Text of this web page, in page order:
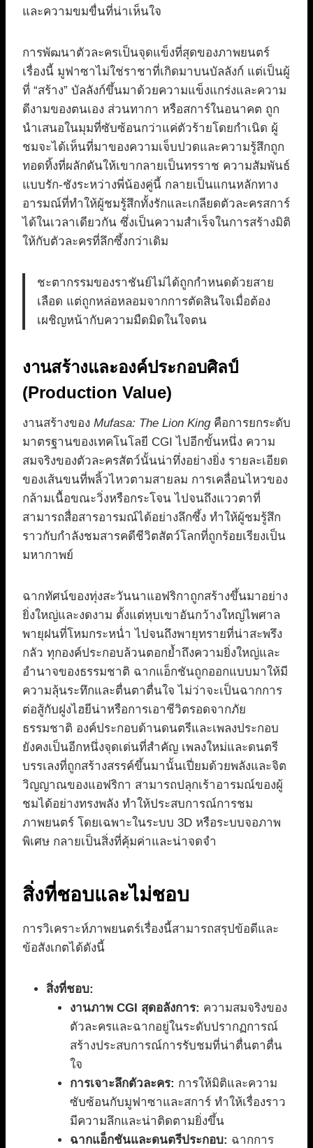
และความขมขื่นที่น่าเห็นใจ
การพัฒนาตัวละครเป็นจุดแข็งที่สุดของภาพยนตร์
เรื่องนี้ มูฟาซาไม่ใช่ราชาที่เกิดมาบนบัลลังก์ แต่เป็นผู้
ที่ “สร้าง” บัลลังก์ขึ้นมาด้วยความแข็งแกร่งและความ
ดีงามของตนเอง ส่วนทากา หรือสการ์ในอนาคต ถูก
นำเสนอในมุมที่ซับซ้อนกว่าแค่ตัวร้ายโดยกำเนิด ผู้
ชมจะได้เห็นที่มาของความเจ็บปวดและความรู้สึกถูก
ทอดทิ้งที่ผลักดันให้เขากลายเป็นทรราช ความสัมพันธ์
แบบรัก-ชังระหว่างพี่น้องคู่นี้ กลายเป็นแกนหลักทาง
อารมณ์ที่ทำให้ผู้ชมรู้สึกทั้งรักและเกลียดตัวละครสการ์
ได้ในเวลาเดียวกัน ซึ่งเป็นความสำเร็จในการสร้างมิติ
ให้กับตัวละครที่ลึกซึ้งกว่าเดิม
ชะตากรรมของราชันย์ไม่ได้ถูกกำหนดด้วยสาย
เลือด แต่ถูกหล่อหลอมจากการตัดสินใจเมื่อต้อง
เผชิญหน้ากับความมืดมิดในใจตน
งานสร้างและองค์ประกอบศิลป์
(Production Value)
งานสร้างของ Mufasa: The Lion Kingคือการยกระดับ
มาตรฐานของเทคโนโลยี CGI ไปอีกขั้นหนึ่ง ความ
สมจริงของตัวละครสัตว์นั้นน่าทึ่งอย่างยิ่ง รายละเอียด
ของเส้นขนที่พลิ้วไหวตามสายลม การเคลื่อนไหวของ
กล้ามเนื้อขณะวิ่งหรือกระโจน ไปจนถึงแววตาที่
สามารถสื่อสารอารมณ์ได้อย่างลึกซึ้ง ทำให้ผู้ชมรู้สึก
ราวกับกำลังชมสารคดีชีวิตสัตว์โลกที่ถูกร้อยเรียงเป็น
มหากาพย์
ฉากทัศน์ของทุ่งสะวันนาแอฟริกาถูกสร้างขึ้นมาอย่าง
ยิ่งใหญ่และงดงาม ตั้งแต่หุบเขาอันกว้างใหญ่ไพศาล
พายุฝนที่โหมกระหน่ำ ไปจนถึงพายุทรายที่น่าสะพรึง
กลัว ทุกองค์ประกอบล้วนตอกย้ำถึงความยิ่งใหญ่และ
อำนาจของธรรมชาติ ฉากแอ็กชันถูกออกแบบมาให้มี
ความลุ้นระทึกและตื่นตาตื่นใจ ไม่ว่าจะเป็นฉากการ
ต่อสู้กับฝูงไฮยีน่าหรือการเอาชีวิตรอดจากภัย
ธรรมชาติ องค์ประกอบด้านดนตรีและเพลงประกอบ
ยังคงเป็นอีกหนึ่งจุดเด่นที่สำคัญ เพลงใหม่และดนตรี
บรรเลงที่ถูกสร้างสรรค์ขึ้นมานั้นเปี่ยมด้วยพลังและจิต
วิญญาณของแอฟริกา สามารถปลุกเร้าอารมณ์ของผู้
ชมได้อย่างทรงพลัง ทำให้ประสบการณ์การชม
ภาพยนตร์ โดยเฉพาะในระบบ 3D หรือระบบจอภาพ
พิเศษ กลายเป็นสิ่งที่คุ้มค่าและน่าจดจำ
สิ่งที่ชอบและไม่ชอบ
การวิเคราะห์ภาพยนตร์เรื่องนี้สามารถสรุปข้อดีและ
ข้อสังเกตได้ดังนี้
สิ่งที่ชอบ:
งานภาพ CGI สุดอลังการ: ความสมจริงของ
ตัวละครและฉากอยู่ในระดับปรากฏการณ์
สร้างประสบการณ์การรับชมที่น่าตื่นตาตื่น
ใจ
การเจาะลึกตัวละคร: การให้มิติและความ
ซับซ้อนกับมูฟาซาและสการ์ ทำให้เรื่องราว
มีความลึกและน่าติดตามยิ่งขึ้น
ฉากแอ็กชันและดนตรีประกอบ: ฉากการ